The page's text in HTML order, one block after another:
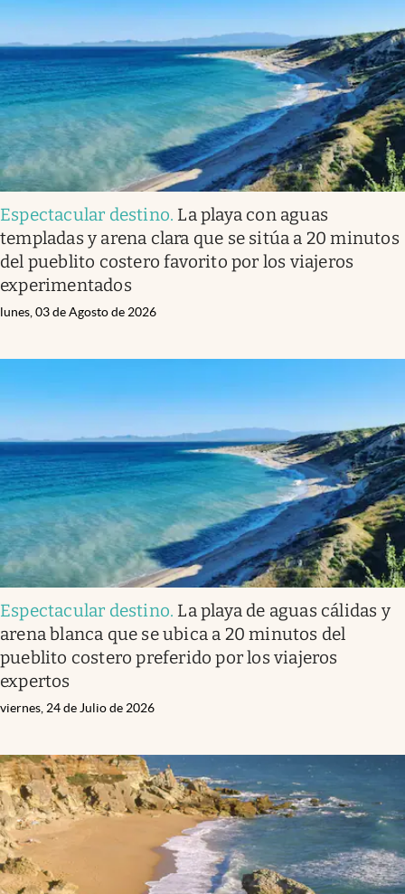
Clase
Clima
Mundial 2026
Eventos Corporativos
El Cronista Studio
Mediakit
abre en nueva pestaña
Argentina
Espectacular destino. La playa con aguas
templadas y arena clara que se sitúa a 20 minutos
del pueblito costero favorito por los viajeros
experimentados
lunes, 03 de Agosto de 2026
Espectacular destino. La playa de aguas cálidas y
arena blanca que se ubica a 20 minutos del
pueblito costero preferido por los viajeros
expertos
viernes, 24 de Julio de 2026